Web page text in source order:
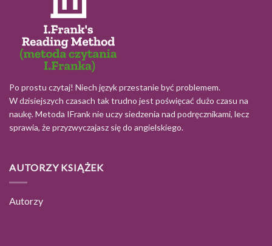
Po prostu czytaj! Niech język przestanie być problemem.
W dzisiejszych czasach tak trudno jest poświęcać dużo czasu na
naukę. Metoda IFrank nie uczy siedzenia nad podręcznikami, lecz
sprawia, że przyzwyczajasz się do angielskiego.
AUTORZY KSIĄŻEK
Autorzy